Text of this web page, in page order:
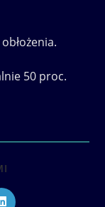
50 proc.
CONTENT